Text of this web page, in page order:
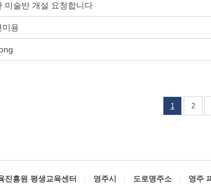
미술반 개설 요청합니다
미용
1 2
진흥원 평생교육센터 영주시 도로명주소 영주